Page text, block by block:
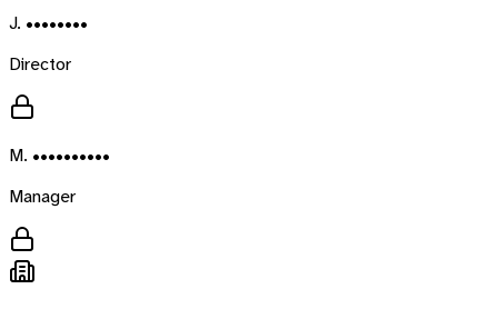
J. ••••••••
Director
M. ••••••••••
Manager